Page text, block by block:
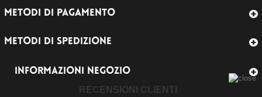
METODI DI PAGAMENTO
METODI DI SPEDIZIONE
INFORMAZIONI NEGOZIO
RECENSIONI CLIENTI